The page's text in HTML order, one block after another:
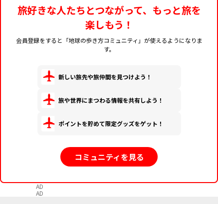
旅好きな人たちとつながって、もっと旅を
楽しもう！
会員登録をすると「地球の歩き方コミュニティ」が使えるようになりま
す。
新しい旅先や旅仲間を見つけよう！
旅や世界にまつわる情報を共有しよう！
ポイントを貯めて限定グッズをゲット！
コミュニティを見る
AD
AD